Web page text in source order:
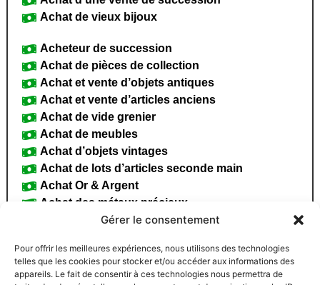
Gérer le consentement
Pour offrir les meilleures expériences, nous utilisons des technologies
telles que les cookies pour stocker et/ou accéder aux informations des
appareils. Le fait de consentir à ces technologies nous permettra de
Achat de vieux bijoux
Acheteur de succession
Achat de pièces de collection
Achat et vente d’objets antiques
Achat et vente d’articles anciens
Achat de vide grenier
Achat de meubles
Achat d’objets vintages
Achat de lots d’articles seconde main
Achat Or & Argent
Achat des métaux précieux
Achat & Vente d'articles de valeur
Nous achetons de tout
Estimation d’antiquité
Antiquaire qui achète